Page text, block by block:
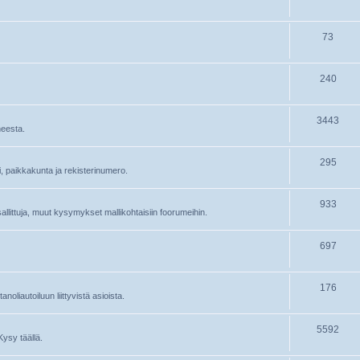
73
240
3443
paikkakunta ja rekisterinumero.
295
muut kysymykset mallikohtaisiin foorumeihin.
933
697
liittyvistä asioista.
176
täällä.
5592